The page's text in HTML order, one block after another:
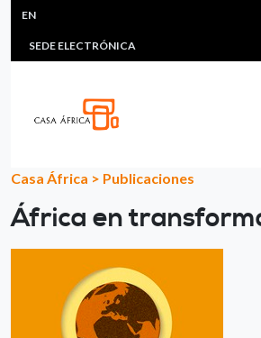
Skip to main content
HEADER MENU
MULTIMEDIA
SEDE ELECTRÓNICA
EN
Casa África > Publicaciones
África en